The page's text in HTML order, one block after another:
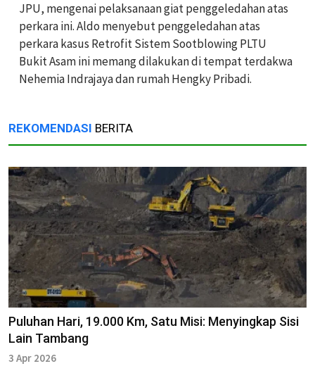
JPU, mengenai pelaksanaan giat penggeledahan atas
perkara ini. Aldo menyebut penggeledahan atas
perkara kasus Retrofit Sistem Sootblowing PLTU
Bukit Asam ini memang dilakukan di tempat terdakwa
Nehemia Indrajaya dan rumah Hengky Pribadi.
REKOMENDASI BERITA
Puluhan Hari, 19.000 Km, Satu Misi: Menyingkap Sisi
Lain Tambang
3 Apr 2026